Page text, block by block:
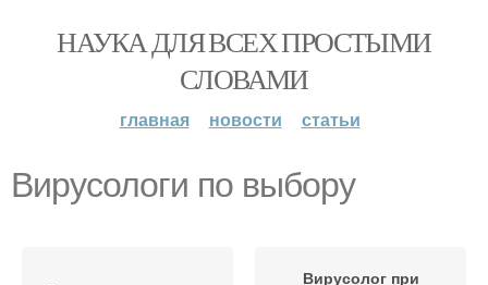
НАУКА ДЛЯ ВСЕХ ПРОСТЫМИ
СЛОВАМИ
главная новости статьи
Вирусологи по выбору
Вирусолог при